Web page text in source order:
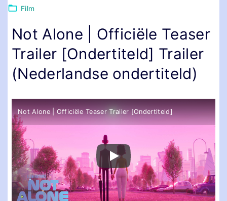
Film
Not Alone | Officiële Teaser
Trailer [Ondertiteld] Trailer
(Nederlandse ondertiteld)
Not Alone | Officiële Teaser Trailer [Ondertiteld]